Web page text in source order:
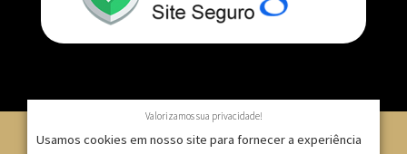
Valorizamos sua privacidade!
Usamos cookies em nosso site para fornecer a experiência